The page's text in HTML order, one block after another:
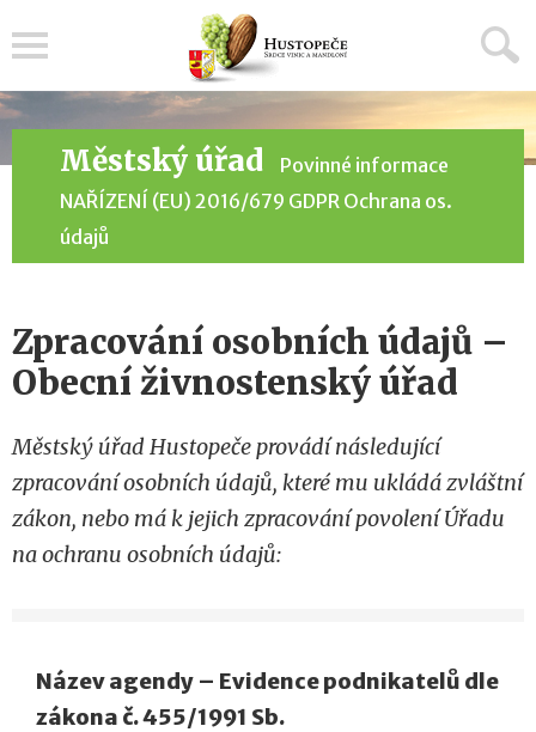
Městský úřad
Povinné informace
NAŘÍZENÍ (EU) 2016/679 GDPR Ochrana os.
údajů
Zpracování osobních údajů –
Obecní živnostenský úřad
Městský úřad Hustopeče provádí následující
zpracování osobních údajů, které mu ukládá zvláštní
zákon, nebo má k jejich zpracování povolení Úřadu
na ochranu osobních údajů:
Název agendy – Evidence podnikatelů dle
zákona č. 455/1991 Sb.